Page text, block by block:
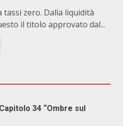
tassi zero. Dalla liquidità
il titolo approvato dal...
34 “Ombre sul